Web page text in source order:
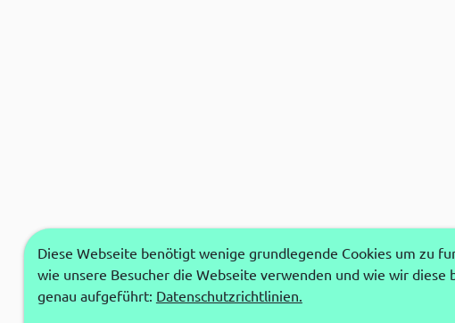
Diese Webseite benötigt wenige grundlegende Cookies um zu
wie unsere Besucher die Webseite verwenden und wie wir
genau aufgeführt: Datenschutzrichtlinien.